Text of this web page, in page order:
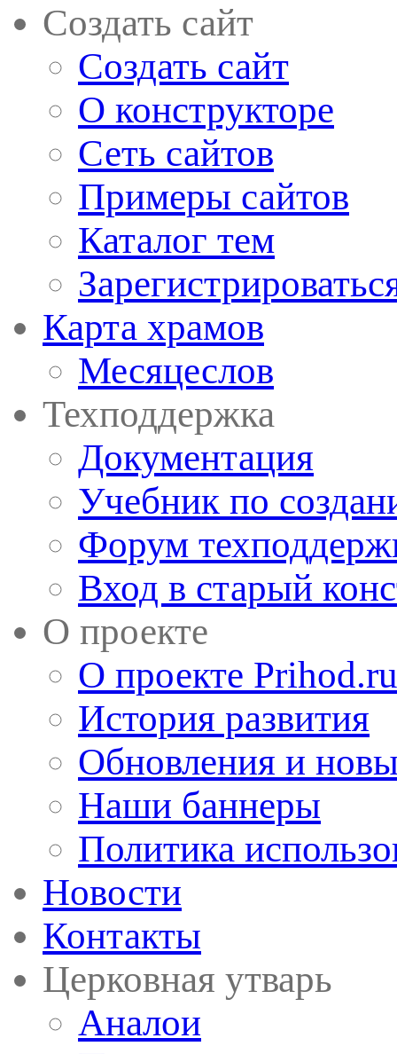
Создать сайт
Создать сайт
О конструкторе
Сеть сайтов
Примеры сайтов
Каталог тем
Карта храмов
Месяцеслов
Техподдержка
Документация
Учебник по
Форум
Вход в старый
О проекте
О проекте Prihod.ru
История развития
Обновления и
Наши баннеры
Политика
Новости
Контакты
Церковная утварь
Аналои